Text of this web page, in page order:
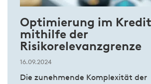
Optimierung im
mithilfe der
Risikorelevanzgrenze
16.09.2024
Die zunehmende Komplexität der